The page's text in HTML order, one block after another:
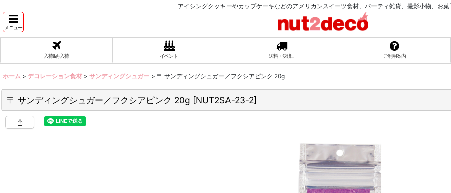
アイシングクッキーやカップケーキなどのアメリカンスイーツ食材、パーティ雑貨、撮影小物、お
メニュー
入荷&再入荷 イベント 送料・決済... ご利用案内
ホーム > デコレーション食材 > サンディングシュガー > 〒 サンディングシュガー／フクシアピンク 20g
〒 サンディングシュガー／フクシアピンク 20g [NUT2SA-23-2]